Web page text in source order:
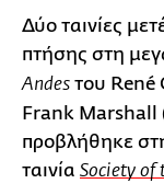
Δύο ταινίες
πτήσης στη
Andes του René
Frank Marshall
προβλήθηκε
ταινία Society of